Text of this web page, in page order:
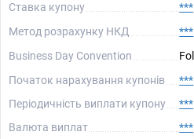
Ставка купону
***
Метод розрахунку НКД
***
Business Day Convention
Початок нарахування купонів
***
Періодичність виплати купону
***
Валюта виплат
***